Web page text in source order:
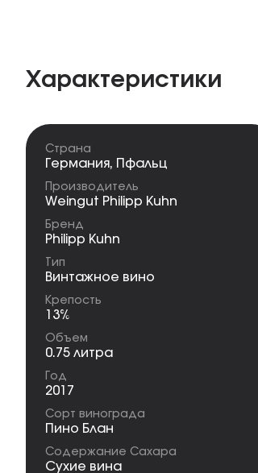
Характеристики
Страна
Германия, Пфальц
Производитель
Weingut Philipp Kuhn
Бренд
Philipp Kuhn
Тип
Винтажное вино
Крепость
13%
Объем
0.75 литра
Год
2017
Сорт винограда
Пино Блан
Содержание Сахара
Сухие вина